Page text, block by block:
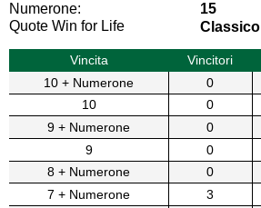
Numerone:
15
Quote Win for Life
Classico
Vincita Vincitori
10 + Numerone
0
10
0
9 + Numerone
0
9
0
8 + Numerone
0
7 + Numerone
3